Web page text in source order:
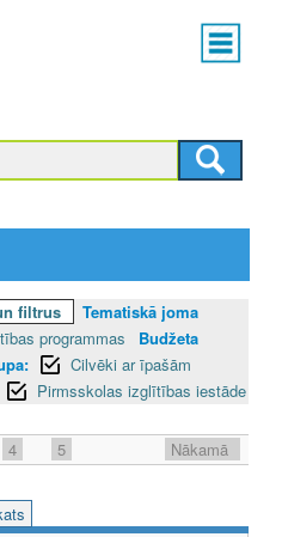
Main
menu
filtrus
Tematiskā joma
programmas
Budžeta
Cilvēki ar īpašām
Pirmsskolas izglītības iestāde
4 5
Nākamā